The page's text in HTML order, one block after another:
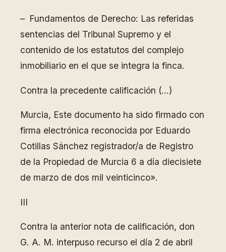
– Fundamentos de Derecho: Las referidas
sentencias del Tribunal Supremo y el
contenido de los estatutos del complejo
inmobiliario en el que se integra la finca.
Contra la precedente calificación (…)
Murcia, Este documento ha sido firmado con
firma electrónica reconocida por Eduardo
Cotillas Sánchez registrador/a de Registro
de la Propiedad de Murcia 6 a día diecisiete
de marzo de dos mil veinticinco».
III
Contra la anterior nota de calificación, don
G. A. M. interpuso recurso el día 2 de abril